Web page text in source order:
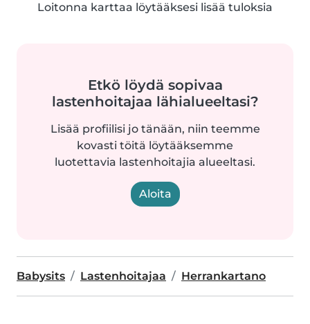
Loitonna karttaa löytääksesi lisää tuloksia
Etkö löydä sopivaa
lastenhoitajaa lähialueeltasi?
Lisää profiilisi jo tänään, niin teemme
kovasti töitä löytääksemme
luotettavia lastenhoitajia alueeltasi.
Aloita
Babysits Lastenhoitajaa Herrankartano